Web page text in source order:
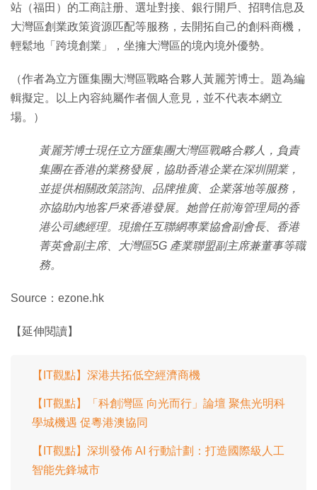
站（福田）的工商註册、選址對接、銀行開戶、招聘信息及
大灣區創業政策資源匹配等服務，去開拓自己的創科商機，
輕鬆地「跨境創業」，坐擁大灣區的境內境外優勢。
（作者為立方匯集團大灣區戰略合夥人黃麗芳博士。題為編
輯擬定。以上內容純屬作者個人意見，並不代表本網立
場。）
黃麗芳博士現任立方匯集團大灣區戰略合夥人，負責
集團在香港的業務發展，協助香港企業在深圳開業，
並提供相關政策諮詢、品牌推廣、企業落地等服務，
亦協助內地客戶來香港發展。她曾任前海管理局的香
港公司總經理。現擔任互聯網專業協會副會長、香港
菁英會副主席、大灣區5G 產業聯盟副主席兼董事等職
務。
Source：ezone.hk
【延伸閱讀】
【IT觀點】深港共拓低空經濟商機
【IT觀點】「科創灣區 向光而行」論壇 聚焦光明科
學城機遇 促粵港澳協同
【IT觀點】深圳發佈 AI 行動計劃：打造國際級人工
智能先鋒城市